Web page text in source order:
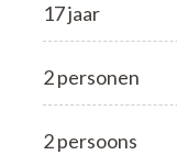
17 jaar
2 personen
2 persoons